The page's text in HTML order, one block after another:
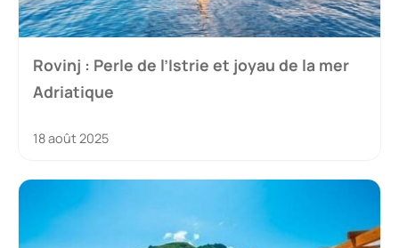
Rovinj : Perle de l’Istrie et joyau de la mer
Adriatique
18 août 2025